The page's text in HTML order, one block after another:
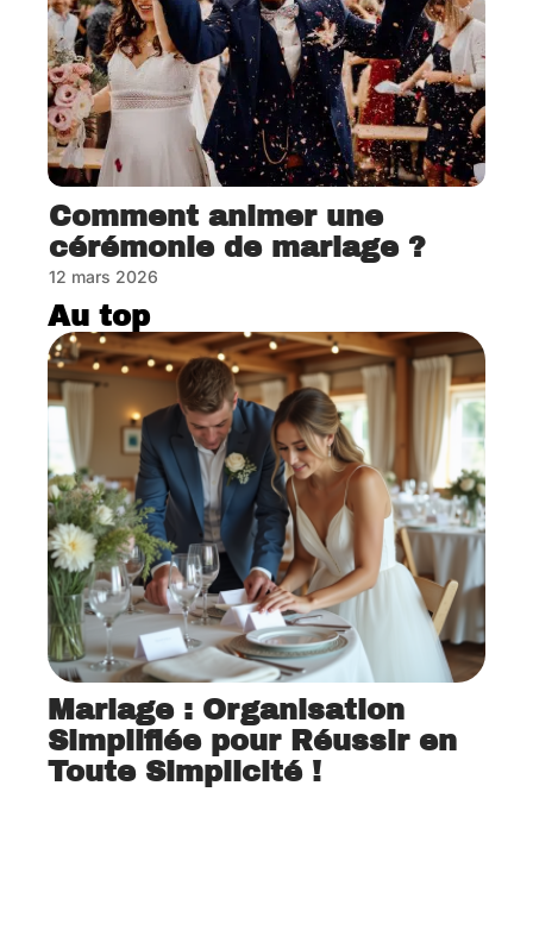
Comment animer une
cérémonie de mariage ?
12 mars 2026
Au top
Mariage : Organisation
Simplifiée pour Réussir en
Toute Simplicité !